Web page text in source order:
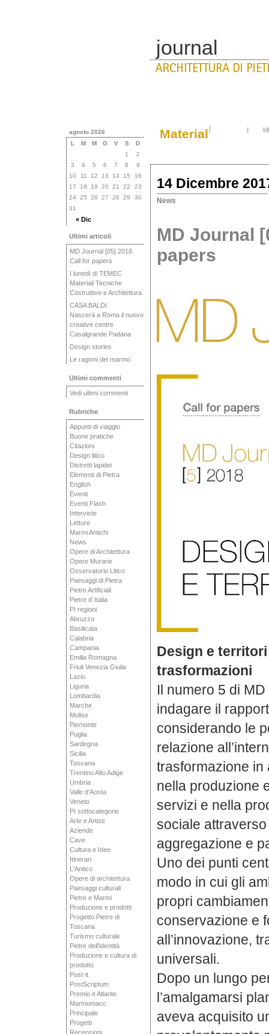
journal
agosto 2026
L
M M G V S D
« Dic
1
2
3
4 5 6 7 8
9
10
11 12 13 14 15
16
17
18 19 20 21 22
23
24
25 26 27 28 29
30
31
Ultimi articoli
MD Journal [05] 2018.
Call for papers
I lunedì di TEMEC
Materiali Tecniche
Costruttive e Architettura
CASA BALDI
Nascerà a Roma il nuovo
creative centre
Casalgrande Padana
Design stories
Le ragioni del marmo
Ultimi commenti
Vedi ultimi commenti
Rubriche
Appunti di viaggio
Buone pratiche
Citazioni
Design litico
Distretti lapidei
Elementi di Pietra
English
Eventi
Eventi Flash
Interviste
Letture
Marmi Antichi
News
Opere di Architettura
Opere Murarie
Osservatorio Litico
Paesaggi di Pietra
Pietre Artificiali
Pietre d`Italia
PI regioni
Abruzzo
Basilicata
Calabria
Campania
Emilia Romagna
Friuli Venezia Giulia
Lazio
Liguria
Lombardia
Marche
Molise
Piemonte
Puglia
Sardegna
Sicilia
Toscana
Trentino Alto Adige
Umbria
Valle d'Aosta
Veneto
PI sottocategorie
Arte e Artisti
Aziende
Cave
Cultura e Idee
Itinerari
L'Antico
Opere di architettura
Paesaggi culturali
Pietre e Marmi
Produzione e prodotti
Progetto Pietre di
Toscana
Turismo culturale
Pietre dell'identità
Produzione e cultura di
prodotto
Post-it
PostScriptum
Premio e Atlante
Marmomacc
Principale
Progetti
Recensioni
MD
Material
14 Dicembre
News
MD Journal
papers
Design e
trasformazioni
Il numero 5 di
indagare il
considerando le
relazione
trasformazione in
nella produzione
servizi e nella
sociale
aggregazione e
Uno dei punti
modo in cui gli
propri
conservazione e
all’innovazione,
universali.
Dopo un lungo
l’amalgamarsi
aveva acquisito